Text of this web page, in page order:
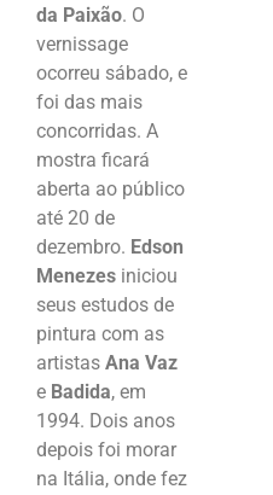
da Paixão. O
vernissage
ocorreu sábado, e
foi das mais
concorridas. A
mostra ficará
aberta ao público
até 20 de
dezembro. Edson
Menezes iniciou
seus estudos de
pintura com as
artistas Ana Vaz
e Badida, em
1994. Dois anos
depois foi morar
na Itália, onde fez